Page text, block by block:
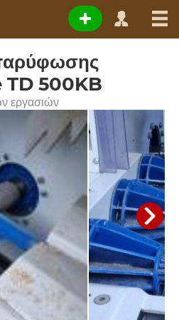
500KB
εργασιών